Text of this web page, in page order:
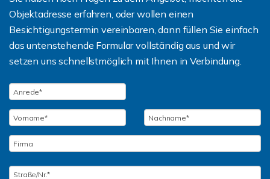
Objektadresse erfahren, oder wollen einen
Besichtigungstermin vereinbaren, dann füllen Sie einfach
das untenstehende Formular vollständig aus und wir
setzen uns schnellstmöglich mit Ihnen in Verbindung.